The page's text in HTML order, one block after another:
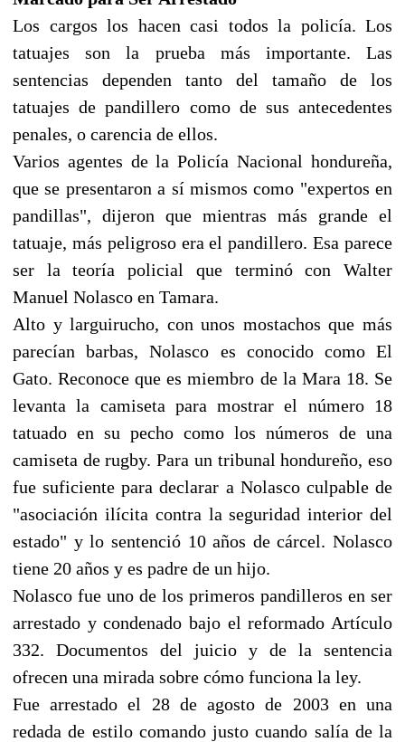
Los cargos los hacen casi todos la policía. Los
tatuajes son la prueba más importante. Las
sentencias dependen tanto del tamaño de los
tatuajes de pandillero como de sus antecedentes
penales, o carencia de ellos.
Varios agentes de la Policía Nacional hondureña,
que se presentaron a sí mismos como "expertos en
pandillas", dijeron que mientras más grande el
tatuaje, más peligroso era el pandillero. Esa parece
ser la teoría policial que terminó con Walter
Manuel Nolasco en Tamara.
Alto y larguirucho, con unos mostachos que más
parecían barbas, Nolasco es conocido como El
Gato. Reconoce que es miembro de la Mara 18. Se
levanta la camiseta para mostrar el número 18
tatuado en su pecho como los números de una
camiseta de rugby. Para un tribunal hondureño, eso
fue suficiente para declarar a Nolasco culpable de
"asociación ilícita contra la seguridad interior del
estado" y lo sentenció 10 años de cárcel. Nolasco
tiene 20 años y es padre de un hijo.
Nolasco fue uno de los primeros pandilleros en ser
arrestado y condenado bajo el reformado Artículo
332. Documentos del juicio y de la sentencia
ofrecen una mirada sobre cómo funciona la ley.
Fue arrestado el 28 de agosto de 2003 en una
redada de estilo comando justo cuando salía de la